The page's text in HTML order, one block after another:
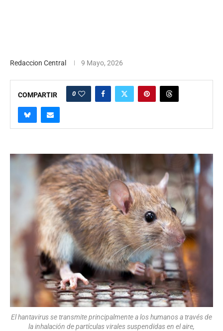
Redaccion Central 9 Mayo, 2026
COMPARTIR 0
El hantavirus se transmite principalmente a los humanos a través de
la inhalación de partículas virales suspendidas en el aire,